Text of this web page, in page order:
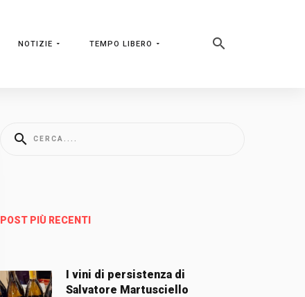
NOTIZIE TEMPO LIBERO
POST PIÙ RECENTI
I vini di persistenza di
Salvatore Martusciello